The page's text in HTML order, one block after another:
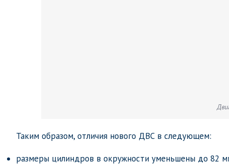
Таким образом, отличия нового ДВС в следующем:
размеры цилиндров в окружности уменьшены до 82